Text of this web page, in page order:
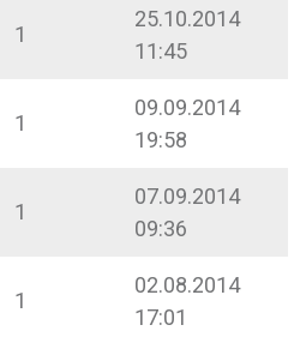
1
25.10.2014
11:45
1
09.09.2014
19:58
1
07.09.2014
09:36
1
02.08.2014
17:01